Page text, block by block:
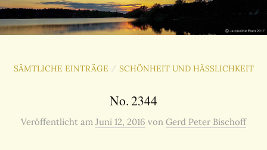
SÄMTLICHE EINTRÄGE / SCHÖNHEIT UND HÄSSLICHKEIT
No. 2344
Veröffentlicht am Juni 12, 2016 von Gerd Peter Bischoff